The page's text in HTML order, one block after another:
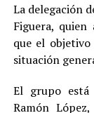
La delegación
Figuera,
que el
situación
El grupo está
Ramón